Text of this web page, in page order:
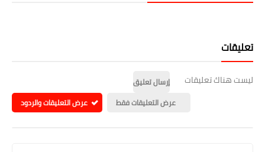
تعليقات
ليست هناك تعليقات
إرسال تعليق
عرض التعليقات فقط
عرض التعليقات والردود